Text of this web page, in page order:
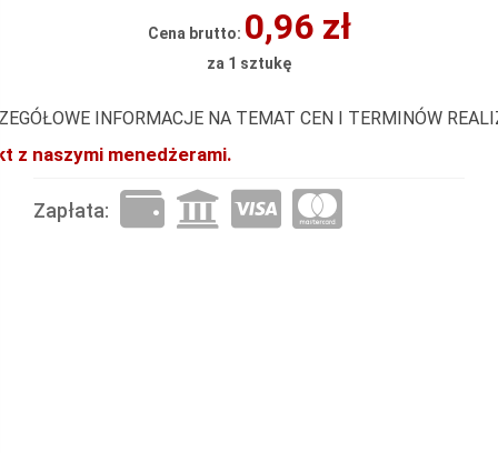
Cena brutto: 0,96 zł
za 1 sztukę
INFORMACJE NA TEMAT CEN I TERMINÓW
z naszymi menedżerami.
Zapłata: